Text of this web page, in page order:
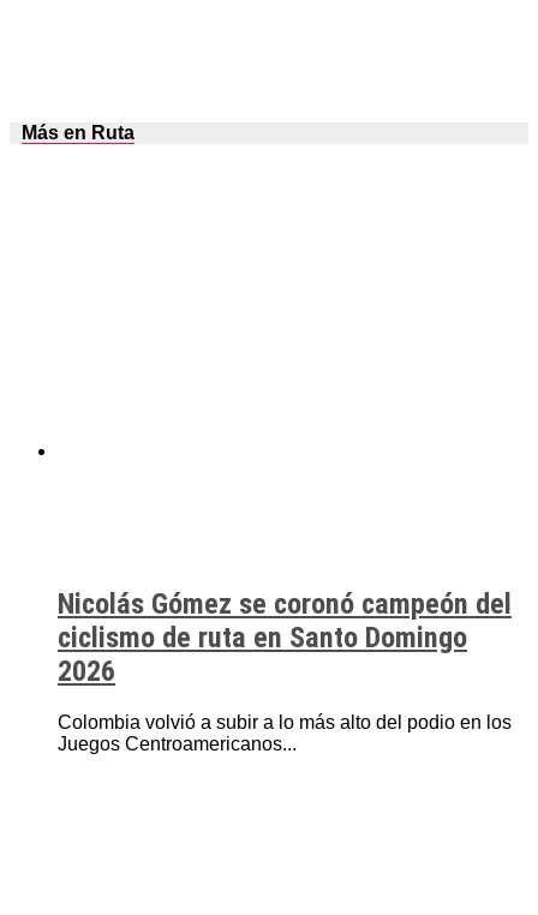
Más en Ruta
Nicolás Gómez se coronó campeón del
ciclismo de ruta en Santo Domingo
2026
Colombia volvió a subir a lo más alto del podio en los
Juegos Centroamericanos...